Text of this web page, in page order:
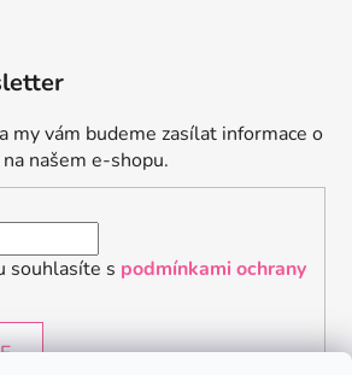
my vám budeme zasílat informace o
našem e-shopu.
souhlasíte s podmínkami ochrany